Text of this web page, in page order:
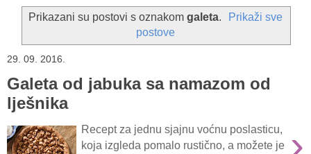
Prikazani su postovi s oznakom galeta.
Prikaži sve
postove
29. 09. 2016.
Galeta od jabuka sa namazom od
lješnika
Recept za jednu sjajnu voćnu poslasticu,
koja izgleda pomalo rustično, a možete je